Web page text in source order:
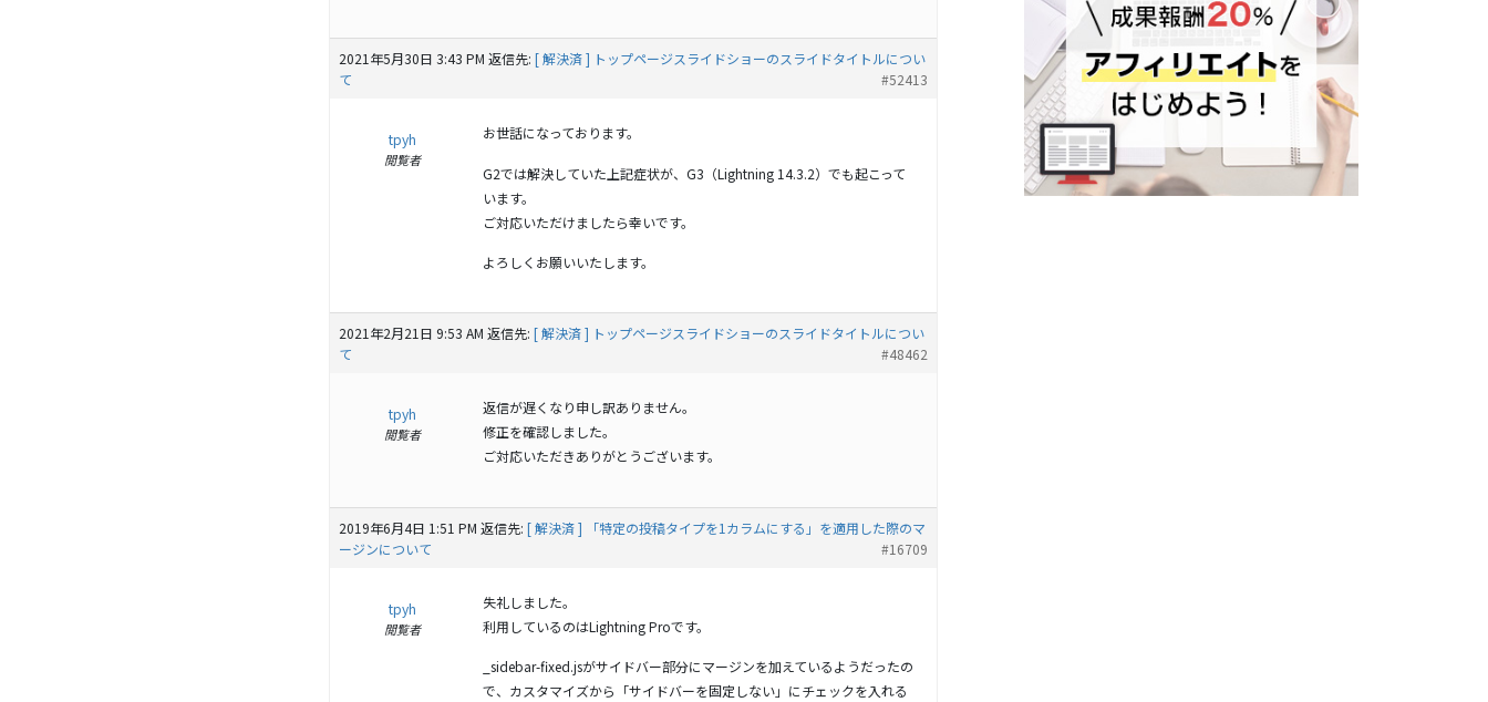
2021年5月30日 3:43 PM 返信先: [ 解決済 ] トップページスライドショーのスライドタイトルについ
て
#52413
tpyh
閲覧者
お世話になっております。
G2では解決していた上記症状が、G3（Lightning 14.3.2）でも起こって
います。
ご対応いただけましたら幸いです。
よろしくお願いいたします。
2021年2月21日 9:53 AM 返信先: [ 解決済 ] トップページスライドショーのスライドタイトルについ
て
#48462
tpyh
閲覧者
返信が遅くなり申し訳ありません。
修正を確認しました。
ご対応いただきありがとうございます。
2019年6月4日 1:51 PM 返信先: [ 解決済 ] 「特定の投稿タイプを1カラムにする」を適用した際のマ
ージンについて
#16709
tpyh
閲覧者
失礼しました。
利用しているのはLightning Proです。
_sidebar-fixed.jsがサイドバー部分にマージンを加えているようだったの
で、カスタマイズから「サイドバーを固定しない」にチェックを入れる